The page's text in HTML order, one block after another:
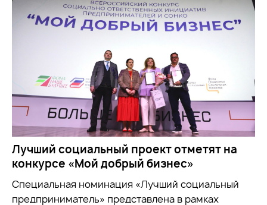
Лучший социальный проект отметят на
конкурсе «Мой добрый бизнес»
Специальная номинация «Лучший социальный
предприниматель» представлена в рамках